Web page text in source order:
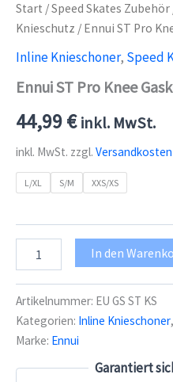
Start /Speed Skates Zubehör
Knieschutz / Ennui ST Pro
Inline Knieschoner, Speed
Ennui ST Pro Knee
44,99€ inkl. MwSt.
inkl. MwSt. zzgl. Versandkosten
L/XL S/M XXS/XS
Knee
Gasket
-
Knieschützer
In den
Artikelnummer: EU GS ST KS
Kategorien: Inline Knieschoner,
Marke: Ennui
Garantiert